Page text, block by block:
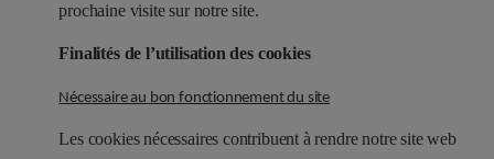
prochaine visite sur notre site.
Finalités de l’utilisation des cookies
Nécessaire au bon fonctionnement du site
Les cookies nécessaires contribuent à rendre notre site web